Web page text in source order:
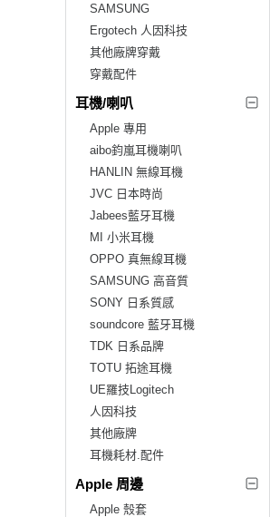
SAMSUNG
Ergotech 人因科技
其他廠牌穿戴
穿戴配件
耳機/喇叭
Apple 專用
aibo鈞嵐耳機喇叭
HANLIN 無線耳機
JVC 日本時尚
Jabees藍牙耳機
MI 小米耳機
OPPO 真無線耳機
SAMSUNG 高音質
SONY 日系質感
soundcore 藍牙耳機
TDK 日系品牌
TOTU 拓途耳機
UE羅技Logitech
人因科技
其他廠牌
耳機耗材.配件
Apple 周邊
Apple 殼套